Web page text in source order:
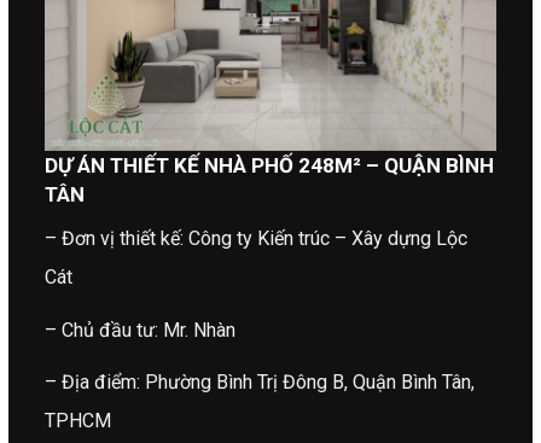
DỰ ÁN THIẾT KẾ NHÀ PHỐ 248M² – QUẬN BÌNH
TÂN
– Đơn vị thiết kế: Công ty Kiến trúc – Xây dựng Lộc
Cát
– Chủ đầu tư: Mr. Nhàn
– Địa điểm: Phường Bình Trị Đông B, Quận Bình Tân,
TPHCM